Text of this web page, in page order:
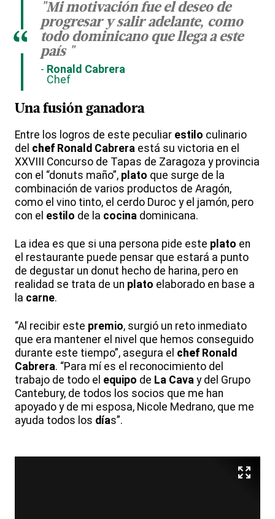
"Mi motivación fue el deseo de
progresar y salir adelante, como
todo dominicano que llega a este
país "
Ronald Cabrera
Chef
“
Unafusión ganadora
Entre los logros de este peculiar estilo culinario
del chef Ronald Cabrera está su victoria en el
XXVIII Concurso de Tapas de Zaragoza y provincia
con el “donuts maño”, plato que surge de la
combinación de varios productos de Aragón,
como el vino tinto, el cerdo Duroc y el jamón, pero
con el estilo de la cocina dominicana.
La idea es que si una persona pide este plato en
el restaurante puede pensar que estará a punto
de degustar un donut hecho de harina, pero en
realidad se trata de un plato elaborado en base a
la carne.
“Al recibir este premio, surgió un reto inmediato
que era mantener el nivel que hemos conseguido
durante este tiempo”, asegura el chef Ronald
Cabrera. “Para mí es el reconocimiento del
trabajo de todo el equipo de La Cava y del Grupo
Cantebury, de todos los socios que me han
apoyado y de mi esposa, Nicole Medrano, que me
ayuda todos los días”.